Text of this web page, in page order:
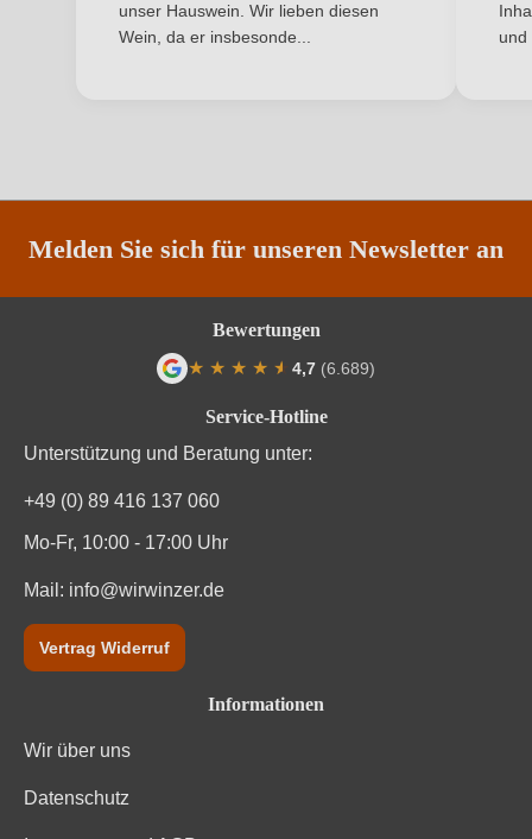
Säuregehalt in g/L 8,9 g/L
unser Hauswein. Wir lieben diesen
Wein, da er insbesonde...
und
Melden Sie sich für unseren Newsletter an
Service-Hotline
Unterstützung und Beratung unter:
+49 (0) 89 416 137 060
Mo-Fr, 10:00 - 17:00 Uhr
Mail: info@wirwinzer.de
Vertrag Widerruf
Informationen
Wir über uns
Datenschutz
Bewertungen
★ ★ ★ ★ ★
★ 4,7 (6.689)